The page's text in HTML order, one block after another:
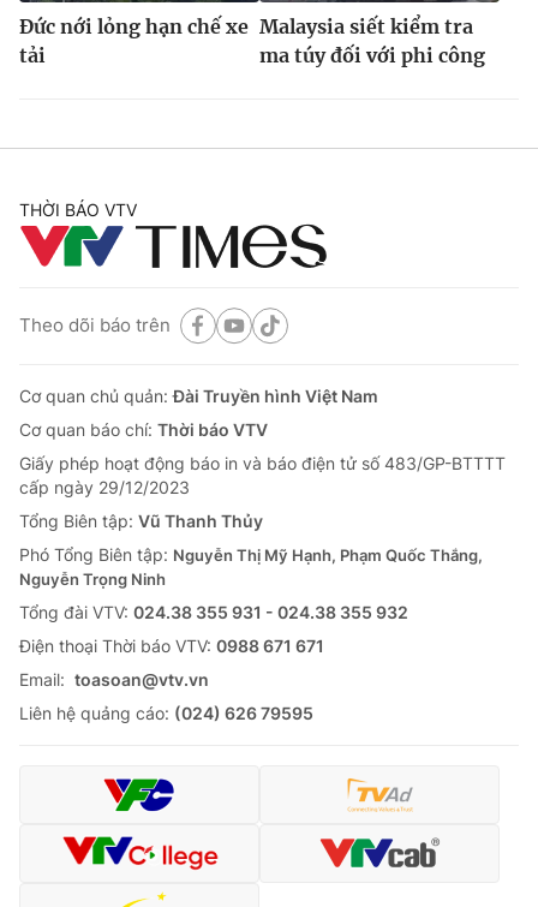
Đức nới lỏng hạn chế xe
tải
Malaysia siết kiểm tra
ma túy đối với phi công
THỜI BÁO VTV
Theo dõi báo trên
Cơ quan chủ quản:Đài Truyền hình Việt Nam
Cơ quan báo chí: Thời báo VTV
Giấy phép hoạt động báo in và báo điện tử số 483/GP-BTTTT
cấp ngày 29/12/2023
Tổng Biên tập: Vũ Thanh Thủy
Phó Tổng Biên tập: Nguyễn Thị Mỹ Hạnh, Phạm Quốc Thắng,
Nguyễn Trọng Ninh
Tổng đài VTV: 024.38 355 931 - 024.38 355 932
Ðiện thoại Thời báo VTV: 0988 671 671
Email: toasoan@vtv.vn
Liên hệ quảng cáo: (024) 626 79595